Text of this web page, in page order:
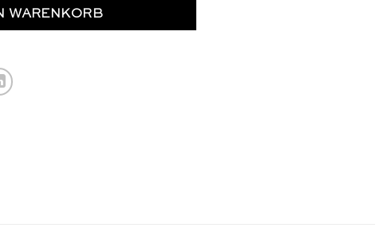
WARENKORB